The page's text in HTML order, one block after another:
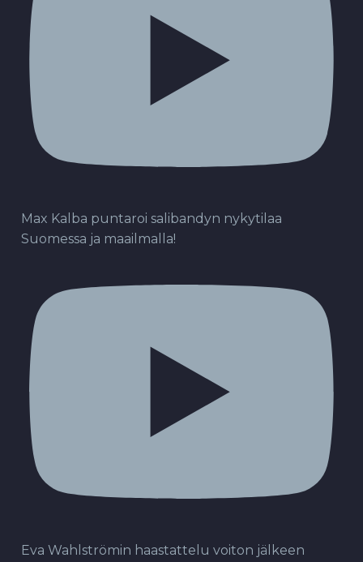
Max Kalba puntaroi salibandyn nykytilaa
Suomessa ja maailmalla!
Eva Wahlströmin haastattelu voiton jälkeen